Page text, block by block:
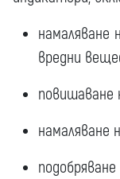
намаляване
вредни
намаляване